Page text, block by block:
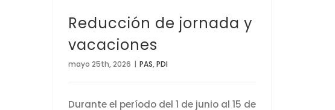
Reducción de jornada y
vacaciones
mayo 25th, 2026 | PAS,PDI
Durante el período del 1 de junio al 15 de